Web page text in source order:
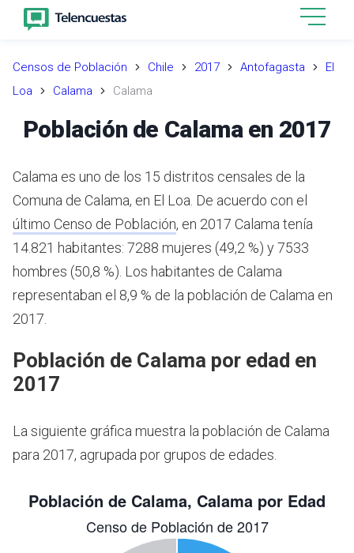
Censos de Población Chile 2017 Antofagasta
El
Loa
Calama Calama
Población de Calama en 2017
Calama es uno de los 15 distritos censales de la
Comuna de Calama, en El Loa. De acuerdo con el
último Censo de Población, en 2017 Calama tenía
14.821 habitantes: 7288 mujeres (49,2 %) y 7533
hombres (50,8 %). Los habitantes de Calama
representaban el 8,9 % de la población de Calama en
2017.
Población de Calama por edad en
2017
La siguiente gráfica muestra la población de Calama
para 2017, agrupada por grupos de edades.